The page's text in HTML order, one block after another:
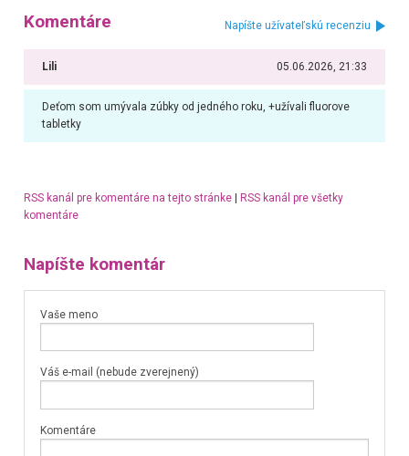
Komentáre Napíšte užívateľskú recenziu
Lili 05.06.2026, 21:33
Deťom som umývala zúbky od jedného roku, +užívali fluorove
tabletky
RSS kanál pre komentáre na tejto stránke| RSS kanál pre všetky
komentáre
Napíšte komentár
Vaše meno
Váš e-mail (nebude zverejnený)
Komentáre